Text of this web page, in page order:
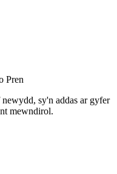
Pren
sy'n addas ar gyfer
mewndirol.